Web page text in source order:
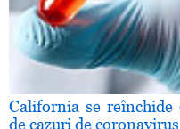
California se
de cazuri de coronavirus